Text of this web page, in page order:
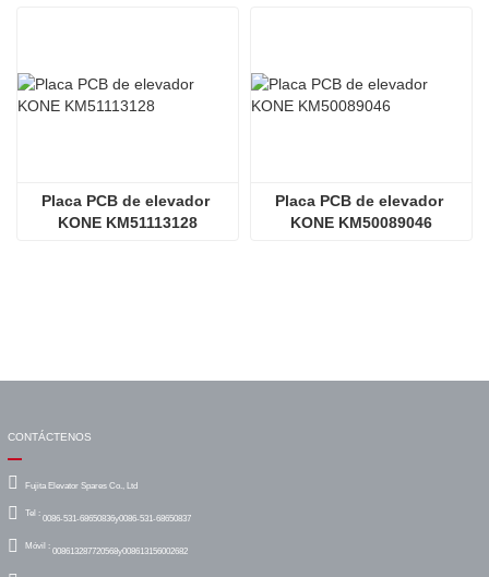
Placa PCB de elevador
KONE KM51113128
Placa PCB de elevador
KONE KM50089046
CONTÁCTENOS
Fujita Elevator Spares Co., Ltd
Tel : 0086-531-68650836y0086-531-68650837
Móvil : 008613287720568y008613156002682